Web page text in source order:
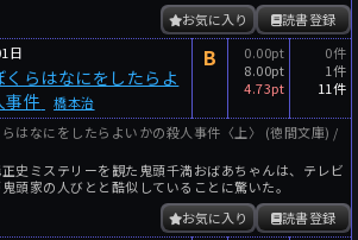
読書登録
お気に入り
日
らはなにをしたらよ
事件
橋本治
B
0.00pt
8.00pt
4.73pt
0件
1件
11件
はなにをしたらよいかの殺人事件〈上〉 (徳間文庫) /
史ミステリーを観た鬼頭千満おばあちゃんは、テレビ
頭家の人びとと酷似していることに驚いた。
読書登録
お気に入り